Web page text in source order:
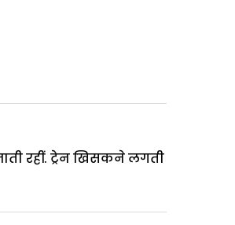
रहीं. ट्रेन खिसकने लगती